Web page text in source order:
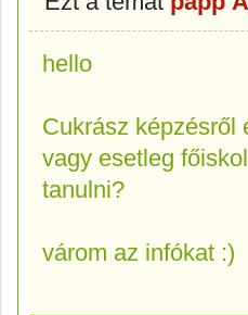
hello
Cukrász képzésről
vagy esetleg
tanulni?
várom az infókat :)